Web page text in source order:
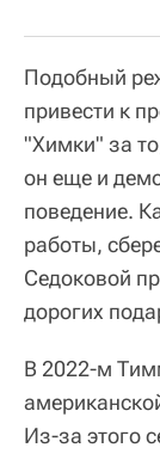
Подобный
привести к
"Химки" за
он еще и
поведение.
работы,
Седоковой
дорогих
В 2022-м
Из-за этого